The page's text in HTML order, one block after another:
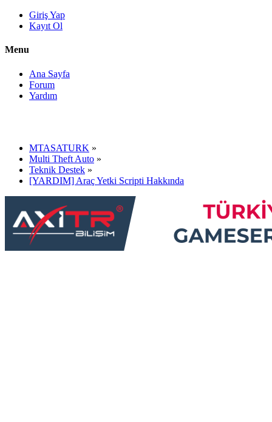
Giriş Yap
Kayıt Ol
Menu
Ana Sayfa
Forum
Yardım
MTASATURK »
Multi Theft Auto »
Teknik Destek »
[YARDIM] Araç Yetki Scripti Hakkında